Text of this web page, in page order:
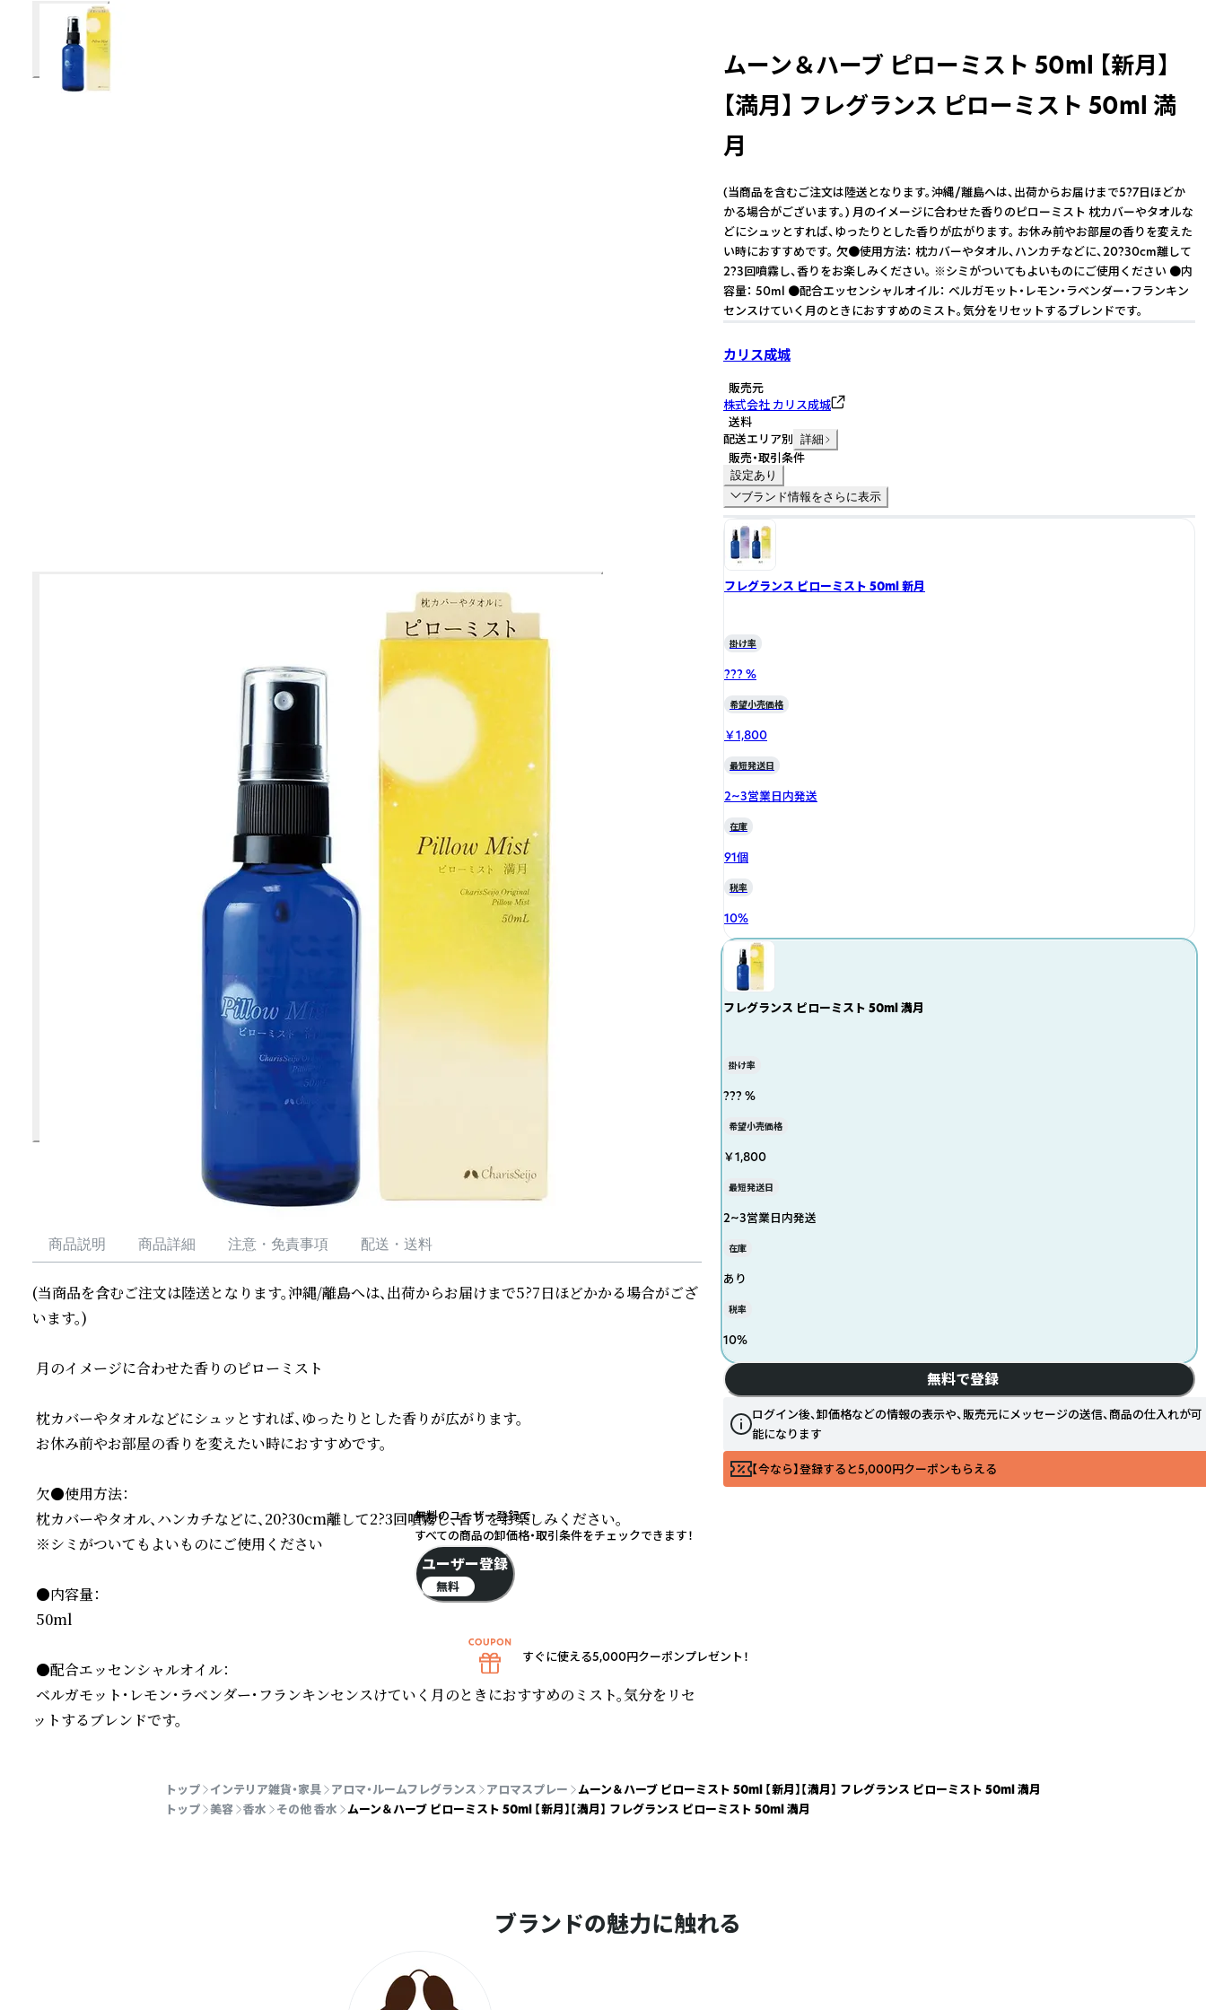
商品説明 商品詳細 注意・免責事項 配送・送料
(当商品を含むご注文は陸送となります。沖縄/離島へは、出荷からお届けまで5?7日ほどかかる場合がござ
います。)
月のイメージに合わせた香りのピローミスト
枕カバーやタオルなどにシュッとすれば、ゆったりとした香りが広がります。
お休み前やお部屋の香りを変えたい時におすすめです。
欠●使用方法：
枕カバーやタオル、ハンカチなどに、20?30cm離して2?3回噴霧し、香りをお楽しみください。
※シミがついてもよいものにご使用ください
●内容量：
50ml
●配合エッセンシャルオイル：
ベルガモット・レモン・ラベンダー・フランキンセンスけていく月のときにおすすめのミスト。気分をリセ
ットするブレンドです。
ムーン＆ハーブ ピローミスト 50ml 【新月】
【満月】 フレグランス ピローミスト 50ml 満
月
(当商品を含むご注文は陸送となります。沖縄/離島へは、出荷からお届けまで5?7日ほどか
かる場合がございます。) 月のイメージに合わせた香りのピローミスト 枕カバーやタオルな
どにシュッとすれば、ゆったりとした香りが広がります。 お休み前やお部屋の香りを変えた
い時におすすめです。 欠●使用方法： 枕カバーやタオル、ハンカチなどに、20?30cm離して
2?3回噴霧し、香りをお楽しみください。 ※シミがついてもよいものにご使用ください ●内
容量： 50ml ●配合エッセンシャルオイル： ベルガモット・レモン・ラベンダー・フランキン
センスけていく月のときにおすすめのミスト。気分をリセットするブレンドです。
カリス成城
販売元
株式会社 カリス成城
送料
配送エリア別 詳細
販売・取引条件
設定あり
ブランド情報をさらに表示
フレグランス ピローミスト 50ml 新月
掛け率
??? %
希望小売価格
￥1,800
最短発送日
2~3営業日内発送
在庫
91個
税率
10%
フレグランス ピローミスト 50ml 満月
掛け率
??? %
希望小売価格
￥1,800
最短発送日
2~3営業日内発送
在庫
あり
税率
10%
無料で登録
ログイン後、卸価格などの情報の表示や、販売元にメッセージの送信、商品の仕入れが可
能になります
【今なら】登録すると5,000円クーポンもらえる
トップ インテリア雑貨・家具 アロマ・ルームフレグランス アロマスプレー
ムーン＆ハーブ ピローミスト 50ml 【新月】【満月】 フレグランス ピローミスト 50ml 満月
トップ
美容 香水 その他 香水 ムーン＆ハーブ ピローミスト 50ml 【新月】【満月】 フレグランス ピローミスト 50ml 満月
ブランドの魅力に触れる
無料のユーザー登録で
すべての商品の卸価格・取引条件をチェックできます！
ユーザー登録
無料
すぐに使える5,000円クーポンプレゼント！